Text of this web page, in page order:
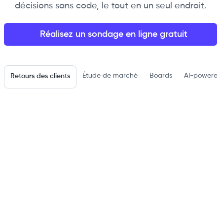
décisions sans code, le tout en un seul endroit.
Réalisez un sondage en ligne gratuit
Retours des clients Étude de marché Boards AI-